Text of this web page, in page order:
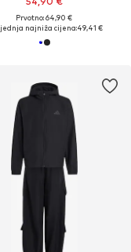
Prvotno: 64,90 €
najniža cijena:49,41 €